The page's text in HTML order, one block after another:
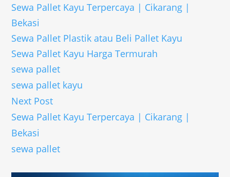
Sewa Pallet Kayu Terpercaya | Cikarang |
Bekasi
Sewa Pallet Plastik atau Beli Pallet Kayu
Sewa Pallet Kayu Harga Termurah
sewa pallet
sewa pallet kayu
Next Post
Sewa Pallet Kayu Terpercaya | Cikarang |
Bekasi
sewa pallet